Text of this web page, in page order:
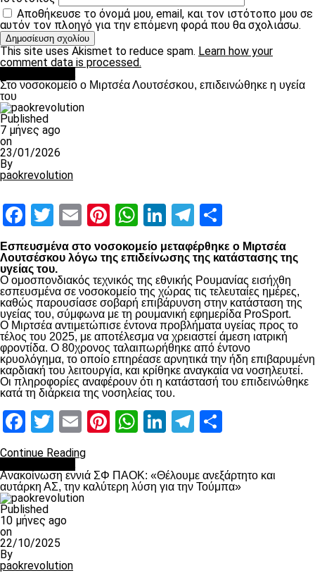
Αποθήκευσε το όνομά μου, email, και τον ιστότοπο μου σε
αυτόν τον πλοηγό για την επόμενη φορά που θα σχολιάσω.
This site uses Akismet to reduce spam. Learn how your
comment data is processed.
Στο νοσοκομείο ο Μιρτσέα Λουτσέσκου, επιδεινώθηκε η υγεία
του
Published
7 μήνες ago
on
23/01/2026
By
paokrevolution
Facebook
Twitter
EmailPinterest
WhatsApp
LinkedIn
Telegram
Εσπευσμένα στο νοσοκομείο μεταφέρθηκε ο Μιρτσέα
Λουτσέσκου λόγω της επιδείνωσης της κατάστασης της
υγείας του.
Ο ομοσπονδιακός τεχνικός της εθνικής Ρουμανίας εισήχθη
εσπευσμένα σε νοσοκομείο της χώρας τις τελευταίες ημέρες,
καθώς παρουσίασε σοβαρή επιβάρυνση στην κατάσταση της
υγείας του, σύμφωνα με τη ρουμανική εφημερίδα ProSport.
Ο Μιρτσέα αντιμετώπισε έντονα προβλήματα υγείας προς το
τέλος του 2025, με αποτέλεσμα να χρειαστεί άμεση ιατρική
φροντίδα. Ο 80χρονος ταλαιπωρήθηκε από έντονο
κρυολόγημα, το οποίο επηρέασε αρνητικά την ήδη επιβαρυμένη
καρδιακή του λειτουργία, και κρίθηκε αναγκαία να νοσηλευτεί.
Οι πληροφορίες αναφέρουν ότι η κατάστασή του επιδεινώθηκε
κατά τη διάρκεια της νοσηλείας του.
Facebook
Twitter
EmailPinterest
WhatsApp
LinkedIn
Telegram
Continue Reading
Ανακοίνωση εννιά ΣΦ ΠΑΟΚ: «Θέλουμε ανεξάρτητο και
αυτάρκη ΑΣ, την καλύτερη λύση για την Τούμπα»
Published
10 μήνες ago
on
22/10/2025
By
paokrevolution